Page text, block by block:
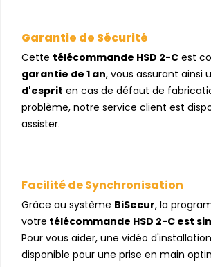
Garantie de Sécurité
Cette télécommande HSD 2-C est
garantie de 1 an, vous assurant ainsi
d'esprit en cas de défaut de
problème, notre service client est
assister.
Facilité de Synchronisation
Grâce au système BiSecur, la
votre télécommande HSD 2-C est
Pour vous aider, une vidéo
disponible pour une prise en main